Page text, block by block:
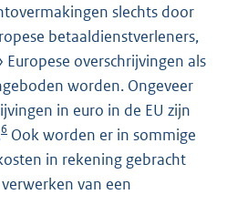
slechts door
betaaldienstverleners,
overschrijvingen als
worden. Ongeveer
in euro in de EU zijn
6 Ook worden er in sommige
in rekening gebracht
van een